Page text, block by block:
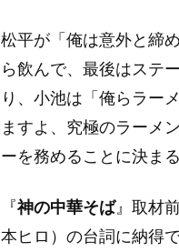
松平が「俺は意外と締
ら飲んで、最後はステ
り、小池は「俺らラー
ますよ、究極のラーメ
ーを務めることに決まる
『神の中華そば』取材
本ヒロ）の台詞に納得